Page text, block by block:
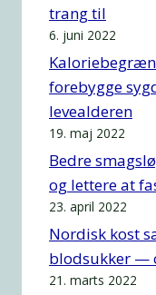
trang til
6. juni 2022
forebygge
levealderen
19. maj 2022
Bedre
og lettere at
23. april 2022
Nordisk kost
blodsukker —
21. marts 2022